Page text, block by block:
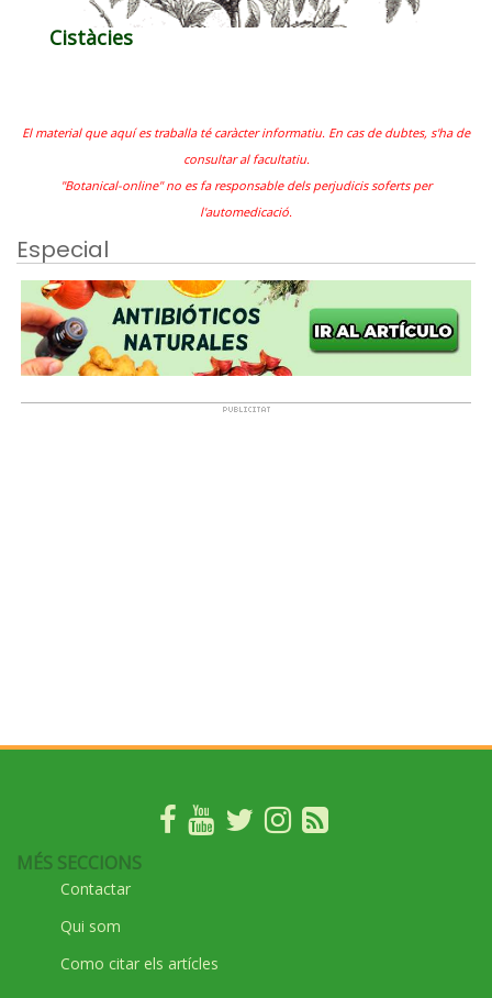
Cistàcies
El material que aquí es traballa té caràcter informatiu. En cas de dubtes, s'ha de
consultar al facultatiu.
"Botanical-online" no es fa responsable dels perjudicis soferts per
l'automedicació.
Especial
MÉS SECCIONS
Contactar
Qui som
Como citar els artícles